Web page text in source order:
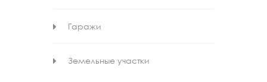
Гаражи
Земельные участки